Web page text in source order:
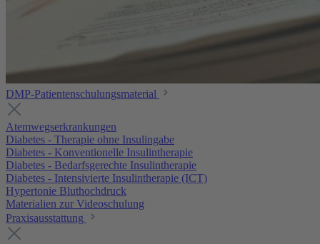
DMP-Patientenschulungsmaterial
Atemwegserkrankungen
Diabetes - Therapie ohne Insulingabe
Diabetes - Konventionelle Insulintherapie
Diabetes - Bedarfsgerechte Insulintherapie
Diabetes - Intensivierte Insulintherapie (ICT)
Hypertonie Bluthochdruck
Materialien zur Videoschulung
Praxisausstattung